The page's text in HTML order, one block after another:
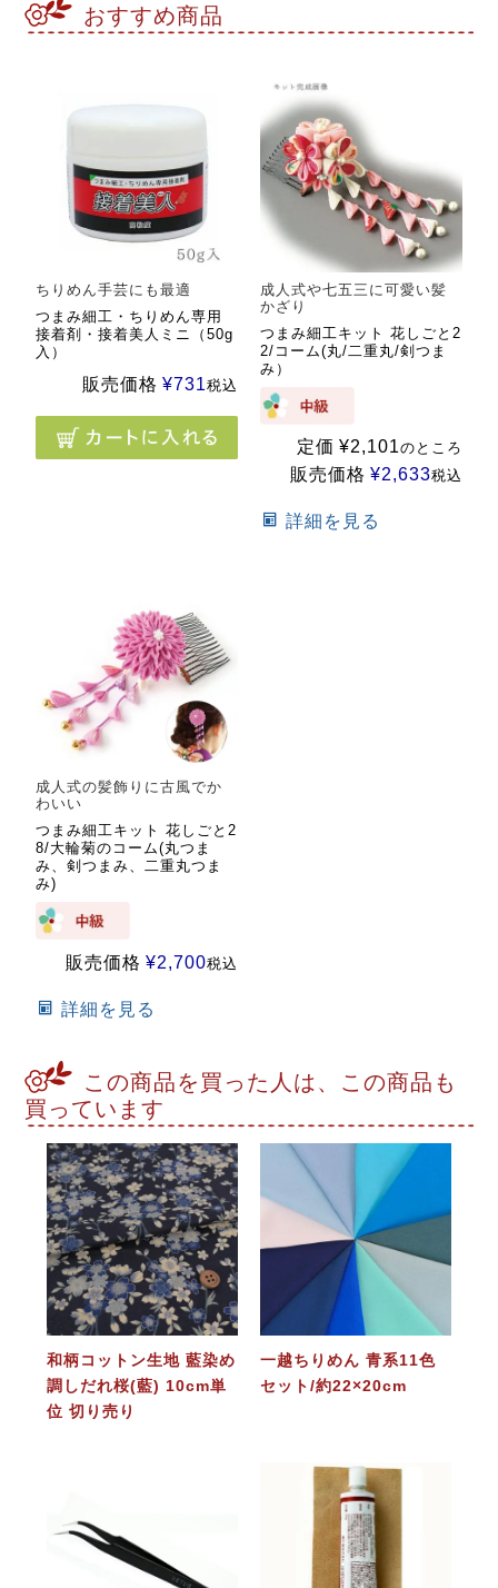
おすすめ商品
ちりめん手芸にも最適
つまみ細工・ちりめん専用
接着剤・接着美人ミニ（50g
入）
販売価格 ¥731税込
成人式や七五三に可愛い髪
かざり
つまみ細工キット 花しごと2
2/コーム(丸/二重丸/剣つま
み）
定価 ¥2,101のところ
販売価格 ¥2,633税込
詳細を見る
成人式の髪飾りに古風でか
わいい
つまみ細工キット 花しごと2
8/大輪菊のコーム(丸つま
み、剣つまみ、二重丸つま
み)
販売価格 ¥2,700税込
詳細を見る
この商品を買った人は、この商品も
買っています
和柄コットン生地 藍染め
調しだれ桜(藍) 10cm単
位 切り売り
一越ちりめん 青系11色
セット/約22×20cm